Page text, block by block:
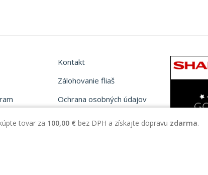
Kontakt
Zálohovanie fliaš
Ochrana osobných údajov
tovar za 100,00 € bez DPH a získajte dopravu zdarma.